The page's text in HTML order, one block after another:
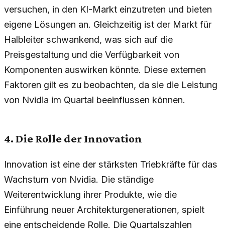
versuchen, in den KI-Markt einzutreten und bieten
eigene Lösungen an. Gleichzeitig ist der Markt für
Halbleiter schwankend, was sich auf die
Preisgestaltung und die Verfügbarkeit von
Komponenten auswirken könnte. Diese externen
Faktoren gilt es zu beobachten, da sie die Leistung
von Nvidia im Quartal beeinflussen können.
4. Die Rolle der Innovation
Innovation ist eine der stärksten Triebkräfte für das
Wachstum von Nvidia. Die ständige
Weiterentwicklung ihrer Produkte, wie die
Einführung neuer Architekturgenerationen, spielt
eine entscheidende Rolle. Die Quartalszahlen